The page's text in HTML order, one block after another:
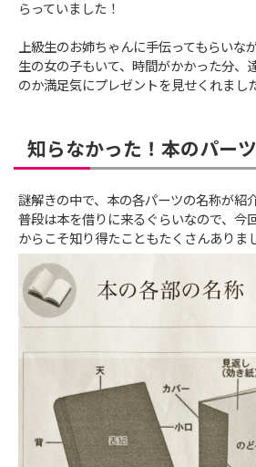
らっていました！
上級生のお姉ちゃんに手伝ってもらいな
生の女の子もいて、時間がかかった分、
のか満足気にプレゼントを見せくれまし
知らなかった！本のパー
謎解きの中で、本の各パーツの名称が紹
普段は本を借りに来るぐらいなので、今
からこそ知り得たこともたくさんありま